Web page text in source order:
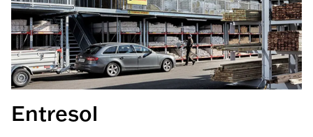
Entresol